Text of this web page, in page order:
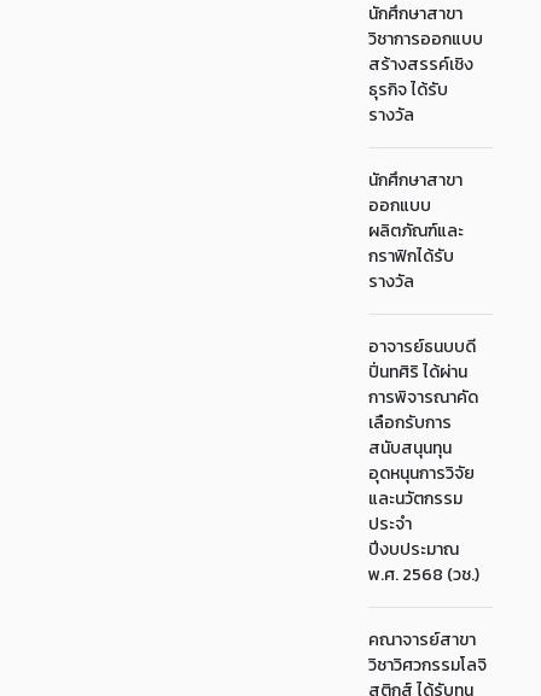
นักศึกษาสาขา
วิชาการออกแบบ
สร้างสรรค์เชิง
ธุรกิจ ได้รับ
รางวัล
นักศึกษาสาขา
ออกแบบ
ผลิตภัณฑ์และ
กราฟิกได้รับ
รางวัล
อาจารย์ธนบบดี
ปิ่นทศิริ ได้ผ่าน
การพิจารณาคัด
เลือกรับการ
สนับสนุนทุน
อุดหนุนการวิจัย
และนวัตกรรม
ประจำ
ปีงบประมาณ
พ.ศ. 2568 (วช.)
คณาจารย์สาขา
วิชาวิศวกรรมโลจิ
สติกส์ ได้รับทุน